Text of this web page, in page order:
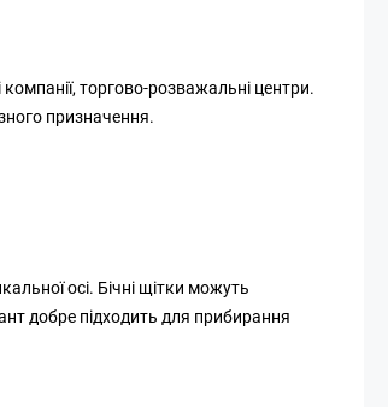
торгово-розважальні центри.
призначення.
осі. Бічні щітки можуть
добре підходить для прибирання